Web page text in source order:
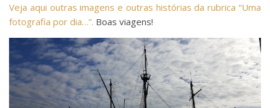
Veja aqui outras imagens e outras histórias da rubrica “Uma
fotografia por dia…”. Boas viagens!